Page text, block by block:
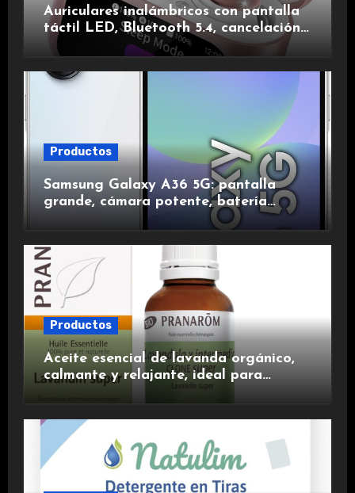
Auriculares inalámbricos con pantalla
táctil LED, Bluetooth 5.4, cancelación
de ruido, impermeables y de larga
duración.
Productos
Samsung Galaxy A36 5G: pantalla
grande, cámara potente, batería
duradera y carga rápida para una
Productos
Aceite esencial de lavanda orgánico,
calmante y relajante, ideal para